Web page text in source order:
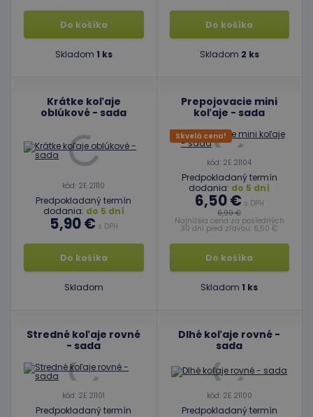
Do košíka
Skladom 1 ks
Do košíka
Skladom 2 ks
Krátke koľaje
oblúkové - sada
kód: 2E 21110
Predpokladaný termín
dodania: do 5 dní
5,90 € s DPH
Do košíka
Skladom
Prepojovacie mini
koľaje - sada
Skvelá cena!
kód: 2E 21104
Predpokladaný termín
dodania: do 5 dní
6,50 € s DPH
6,90 €
Najnižšia cena za posledných
30 dní pred zľavou: 6,50 €
Do košíka
Skladom 1 ks
Stredné koľaje rovné
- sada
kód: 2E 21101
Predpokladaný termín
Dlhé koľaje rovné -
sada
kód: 2E 21100
Predpokladaný termín